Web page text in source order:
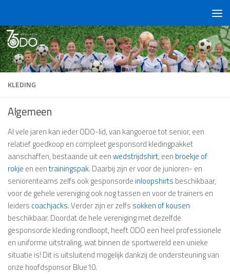
KLEDING
Algemeen
Al vele jaren kan ieder ODO-lid, van kangoeroe tot senior, een
relatief goedkoop en compleet gesponsord kledingpakket
aanschaffen, bestaande uit eenwedstrijdshirt, een broekje of
rokje en eentrainingspak. Daarbij zijn er voor de junioren- en
seniorenteams zelfs ook gesponsorde inloopshirts beschikbaar,
voor de gehele vereniging ook nog tassen en voor de trainers en
leiders coachjacks. Verder zijn er zelfs sokken of kousen
beschikbaar. Doordat de hele vereniging met dezelfde
gesponsorde kleding rondloopt, heeft ODO een heel professionele
en uniforme uitstraling, wat binnen de sportwereld een unieke
situatie is! Dit is uitsluitend mogelijk dankzij de ondersteuning van
onze hoofdsponsor Blue10.